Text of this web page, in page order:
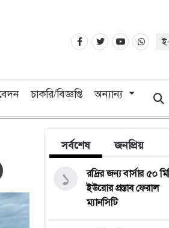
চাকরি/বিজ্ঞপ্তি অন্যান্য
সর্বশেষ জনপ্রিয়
রদ্রির জন্য বার্সার ৫০
ইউরোর প্রস্তাব ফেরাল
ম্যানসিটি
১